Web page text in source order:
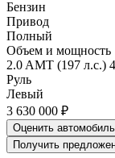
Бензин
Привод
Полный
Объем и мощность
2.0 AMT (197 л.с.)
Руль
Левый
3 630 000 ₽
Оценить автомобиль
Получить